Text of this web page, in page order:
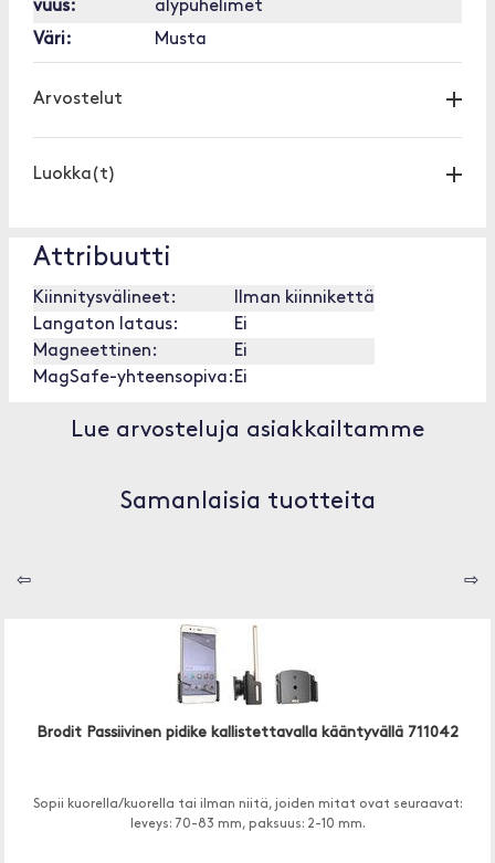
vuus:
älypuhelimet
Väri:
Musta
Arvostelut
Luokka(t)
Attribuutti
Kiinnitysvälineet:
Ilman kiinnikettä
Langaton lataus:
Ei
Magneettinen:
Ei
MagSafe-yhteensopiva: Ei
Lue arvosteluja asiakkailtamme
Samanlaisia tuotteita
⇦ ⇨
Brodit Passiivinen pidike kallistettavalla kääntyvällä 711042
Sopii kuorella/kuorella tai ilman niitä, joiden mitat ovat seuraavat:
leveys: 70-83 mm, paksuus: 2-10 mm.